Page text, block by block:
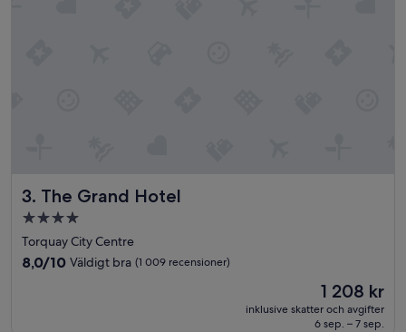
3. The Grand Hotel
The Grand Hotel
4.0-
stjärnigt
boende
Torquay City Centre
8.0
8,0/10 Väldigt bra (1 009 recensioner)
Priset
är
1 208 kr
1 208 kr
inklusive skatter och avgifter
6 sep. – 7 sep.